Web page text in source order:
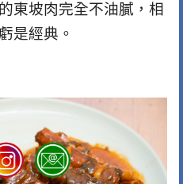
東坡肉完全不油膩，相
是經典。